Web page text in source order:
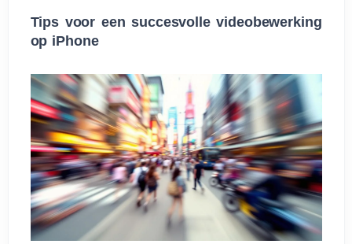
Tips voor een succesvolle videobewerking
op iPhone